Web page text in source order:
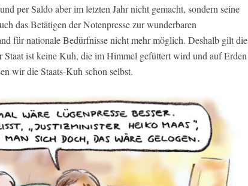
per Saldo aber im letzten Jahr nicht gemacht, sondern seine
das Betätigen der Notenpresse zur wunderbaren
für nationale Bedürfnisse nicht mehr möglich. Deshalb gilt die
Staat ist keine Kuh, die im Himmel gefüttert wird und auf Erden
wir die Staats-Kuh schon selbst.